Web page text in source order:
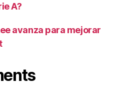
A?
avanza para mejorar